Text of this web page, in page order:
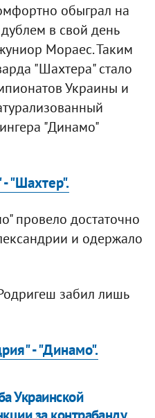
обыграл на
в свой день
Мораес. Таким
"Шахтера" стало
Украины и
"Динамо"
"Шахтер".
провело достаточно
и одержало
забил лишь
- "Динамо".
Украинской